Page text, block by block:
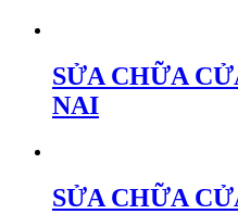
SỬA CHỮA
NAI
SỬA CHỮA